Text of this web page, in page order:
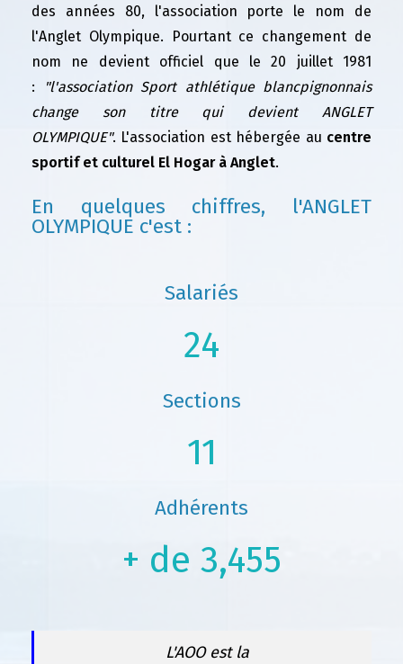
des années 80, l'association porte le nom de
l'Anglet Olympique. Pourtant ce changement de
nom ne devient officiel que le 20 juillet 1981
:
"l'association Sport athlétique blancpignonnais
change son titre qui devient ANGLET
OLYMPIQUE". L'association est hébergée au centre
sportif et culturel El Hogar à Anglet.
En quelques chiffres, l'ANGLET
OLYMPIQUE c'est :
24
Salariés
11
Sections
+ de 3,496
Adhérents
L'AOO est la